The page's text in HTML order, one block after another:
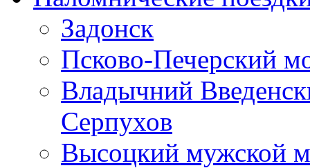
Задонск
Псково-Печерский
Владычний
Серпухов
Высоцкий мужской